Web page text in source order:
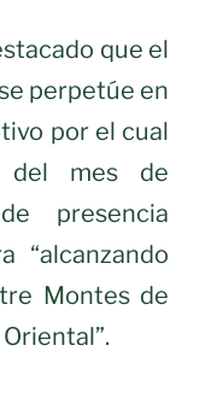
que el
perpetúe en
por el cual
del mes de
presencia
“alcanzando
Montes de